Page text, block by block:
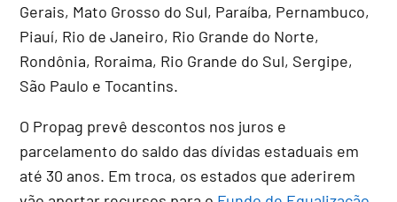
Gerais, Mato Grosso do Sul, Paraíba, Pernambuco,
Piauí, Rio de Janeiro, Rio Grande do Norte,
Rondônia, Roraima, Rio Grande do Sul, Sergipe,
São Paulo e Tocantins.
O Propag prevê descontos nos juros e
parcelamento do saldo das dívidas estaduais em
até 30 anos. Em troca, os estados que aderirem